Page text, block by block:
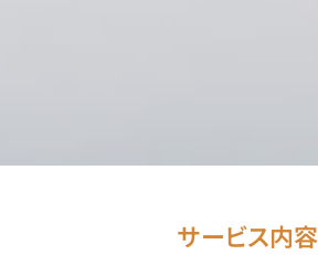
サービス内容